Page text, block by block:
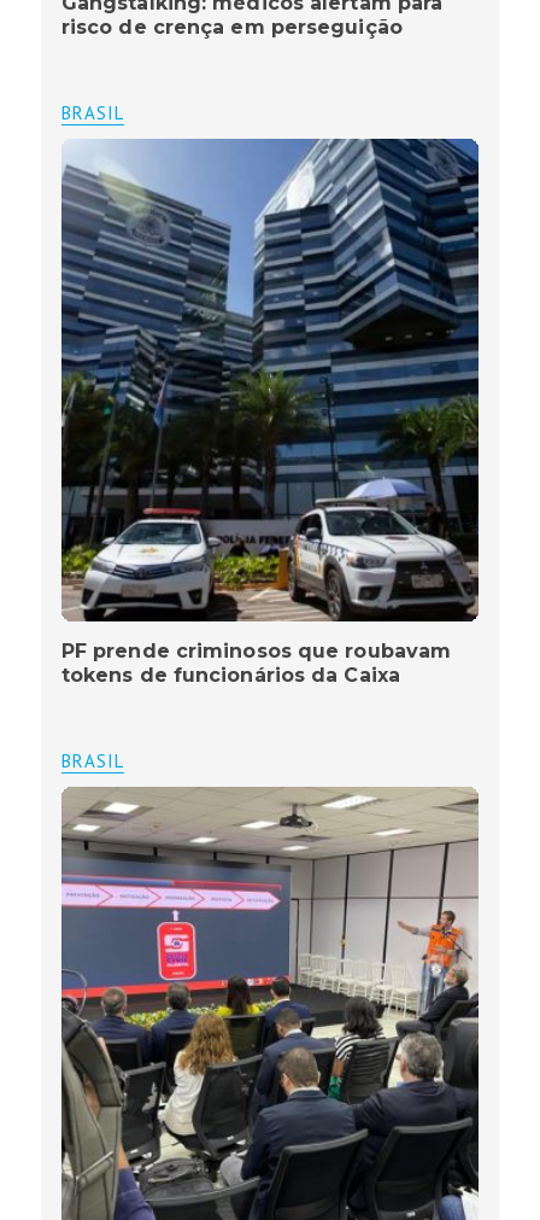
risco de crença em perseguição
BRASIL
PF prende criminosos que roubavam
tokens de funcionários da Caixa
BRASIL